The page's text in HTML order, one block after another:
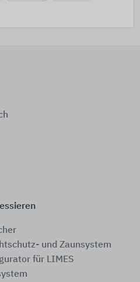
und Zaunsystem
für LIMES